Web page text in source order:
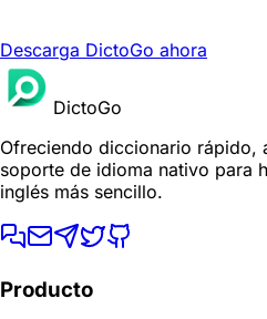
Descarga DictoGo ahora
DictoGo
Ofreciendo diccionario rápido,
soporte de idioma nativo para
inglés más sencillo.
Producto